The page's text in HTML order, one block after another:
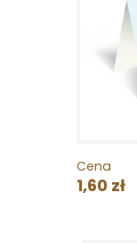
Cena
1,60 zł